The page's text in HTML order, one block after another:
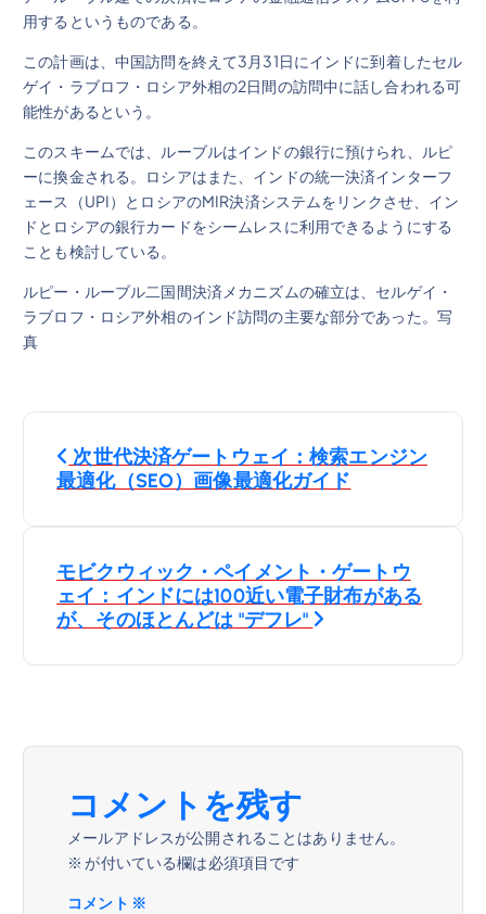
用するというものである。
この計画は、中国訪問を終えて3月31日にインドに到着したセル
ゲイ・ラブロフ・ロシア外相の2日間の訪問中に話し合われる可
能性があるという。
このスキームでは、ルーブルはインドの銀行に預けられ、ルピ
ーに換金される。ロシアはまた、インドの統一決済インターフ
ェース（UPI）とロシアのMIR決済システムをリンクさせ、イン
ドとロシアの銀行カードをシームレスに利用できるようにする
ことも検討している。
ルピー・ルーブル二国間決済メカニズムの確立は、セルゲイ・
ラブロフ・ロシア外相のインド訪問の主要な部分であった。写
真
投
稿
ビ
シ
次世代決済ゲートウェイ：検索エンジン
最適化（SEO）画像最適化ガイド
モビクウィック・ペイメント・ゲートウ
ェイ：インドには100近い電子財布がある
が、そのほとんどは "デフレ"
コメントを残す
メールアドレスが公開されることはありません。
※ が付いている欄は必須項目です
コメント ※